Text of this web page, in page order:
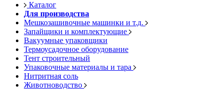
Каталог
Для производства
Мешкозашивочные машинки и т.д.
Запайщики и комплектующие
Вакуумные упаковщики
Термоусадочное оборудование
Тент строительный
Упаковочные материалы и тара
Нитритная соль
Животноводство